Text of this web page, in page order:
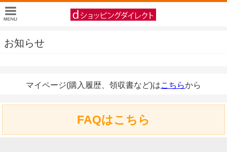
お知らせ
マイページ(購入履歴、領収書など)はこちらから
FAQはこちら